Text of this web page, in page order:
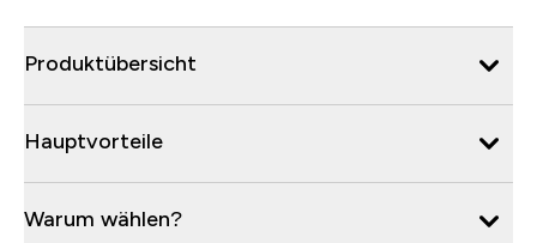
Produktübersicht
Hauptvorteile
Warum wählen?